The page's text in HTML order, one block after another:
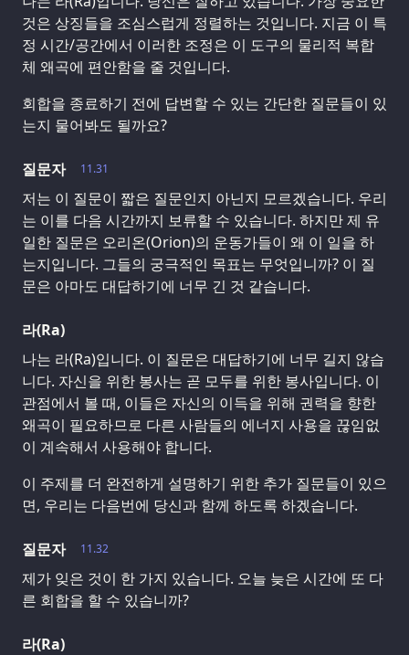
것은 상징들을 조심스럽게 정렬하는 것입니다. 지금 이 특
정 시간/공간에서 이러한 조정은 이 도구의 물리적 복합
체 왜곡에 편안함을 줄 것입니다.
회합을 종료하기 전에 답변할 수 있는 간단한 질문들이 있
는지 물어봐도 될까요?
11.31
질문자
저는 이 질문이 짧은 질문인지 아닌지 모르겠습니다. 우리
는 이를 다음 시간까지 보류할 수 있습니다. 하지만 제 유
일한 질문은 오리온(Orion)의 운동가들이 왜 이 일을 하
는지입니다. 그들의 궁극적인 목표는 무엇입니까? 이 질
문은 아마도 대답하기에 너무 긴 것 같습니다.
라(Ra)
나는 라(Ra)입니다. 이 질문은 대답하기에 너무 길지 않습
니다. 자신을 위한 봉사는 곧 모두를 위한 봉사입니다. 이
관점에서 볼 때, 이들은 자신의 이득을 위해 권력을 향한
왜곡이 필요하므로 다른 사람들의 에너지 사용을 끊임없
이 계속해서 사용해야 합니다.
이 주제를 더 완전하게 설명하기 위한 추가 질문들이 있으
면, 우리는 다음번에 당신과 함께 하도록 하겠습니다.
11.32
질문자
제가 잊은 것이 한 가지 있습니다. 오늘 늦은 시간에 또 다
른 회합을 할 수 있습니까?
라(Ra)